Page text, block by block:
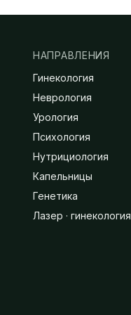
НАПРАВЛЕНИЯ
Гинекология
Неврология
Урология
Психология
Нутрициология
Капельницы
Генетика
Лазер · гинекология